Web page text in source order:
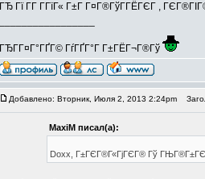
ГЂ Гї Г­Г Г­ГїГ« Г±Г Г¤Г®ГўГ­ГЁГЄГ ,
ГЂГ­Г¤Г°ГҐГ© ГѓГҐГ°Г Г±ГЁГ¬Г®Гў
Добавлено: Вторник, Июля 2, 2013 2:24pm
MaxiM писал(а):
Doxx, Г±ГЄГ®Г«ГјГЄГ® Гў